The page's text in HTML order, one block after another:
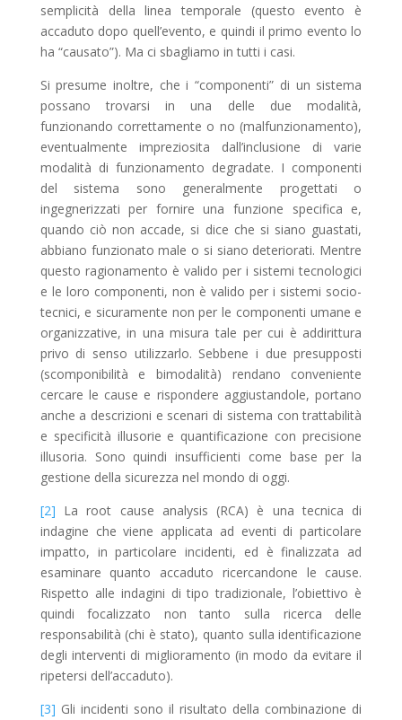
semplicità della linea temporale (questo evento è
accaduto dopo quell’evento, e quindi il primo evento lo
ha “causato”). Ma ci sbagliamo in tutti i casi.
Si presume inoltre, che i “componenti” di un sistema
possano trovarsi in una delle due modalità,
funzionando correttamente o no (malfunzionamento),
eventualmente impreziosita dall’inclusione di varie
modalità di funzionamento degradate. I componenti
del sistema sono generalmente progettati o
ingegnerizzati per fornire una funzione specifica e,
quando ciò non accade, si dice che si siano guastati,
abbiano funzionato male o si siano deteriorati. Mentre
questo ragionamento è valido per i sistemi tecnologici
e le loro componenti, non è valido per i sistemi socio-
tecnici, e sicuramente non per le componenti umane e
organizzative, in una misura tale per cui è addirittura
privo di senso utilizzarlo. Sebbene i due presupposti
(scomponibilità e bimodalità) rendano conveniente
cercare le cause e rispondere aggiustandole, portano
anche a descrizioni e scenari di sistema con trattabilità
e specificità illusorie e quantificazione con precisione
illusoria. Sono quindi insufficienti come base per la
gestione della sicurezza nel mondo di oggi.
[2] La root cause analysis (RCA) è una tecnica di
indagine che viene applicata ad eventi di particolare
impatto, in particolare incidenti, ed è finalizzata ad
esaminare quanto accaduto ricercandone le cause.
Rispetto alle indagini di tipo tradizionale, l’obiettivo è
quindi focalizzato non tanto sulla ricerca delle
responsabilità (chi è stato), quanto sulla identificazione
degli interventi di miglioramento (in modo da evitare il
ripetersi dell’accaduto).
[3] Gli incidenti sono il risultato della combinazione di